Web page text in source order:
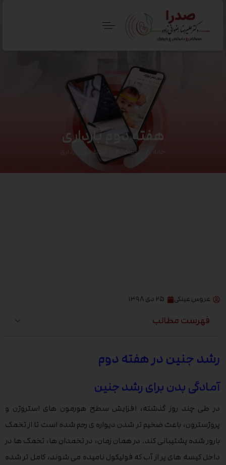
هفته دوم بارداری
وبلاگ هفته دوم بارداری
عروس عینکی ۲۵ دی ۱۳۹۸
فهرست مطالب
رشد جنین در هفته دوم
آمادگی بدن برای رشد جنین
در طی چند روز گذشته، افزایش سطح هورمون های استروژن و
پروژسترون، باعث ضخیم تر شدن دیواره ی رحم شده است تا از تخمک
بارور شده پشتیبانی کند. در همان زمان، در تخمدان ها، تخمک ها در
داخل کیسه های پر از آب که فولیکول نامیده می شوند، کامل تر شده